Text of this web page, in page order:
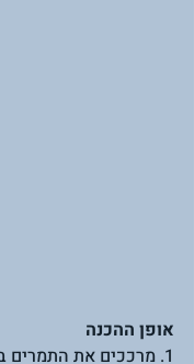
אופן ההכנה
1. מרככים את התמרים